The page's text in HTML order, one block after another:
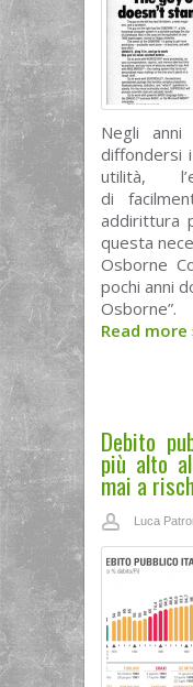
Negli anni
diffondersi
utilità,
di
addirittura
questa
Osborne
pochi anni
Osborne”.
Read more
Debito
più alto
mai a
Luca